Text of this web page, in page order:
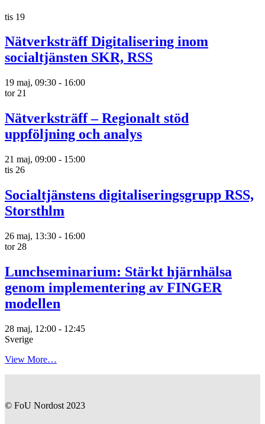
tis 19
Nätverksträff Digitalisering inom
socialtjänsten SKR, RSS
19 maj, 09:30 - 16:00
tor 21
Nätverksträff – Regionalt stöd
uppföljning och analys
21 maj, 09:00 - 15:00
tis 26
Socialtjänstens digitaliseringsgrupp RSS,
Storsthlm
26 maj, 13:30 - 16:00
tor 28
Lunchseminarium: Stärkt hjärnhälsa
genom implementering av FINGER
modellen
28 maj, 12:00 - 12:45
Sverige
View More…
© FoU Nordost 2023